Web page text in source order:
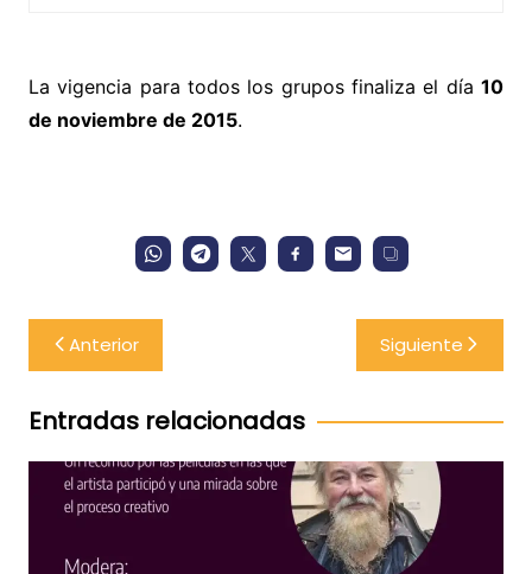
La vigencia para todos los grupos finaliza el día10
de noviembre de 2015.
Navegación
de
entradas
Anterior Siguiente
Entradas relacionadas